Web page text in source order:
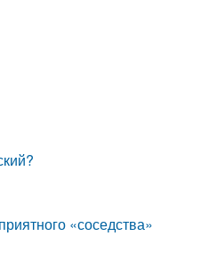
«соседства»